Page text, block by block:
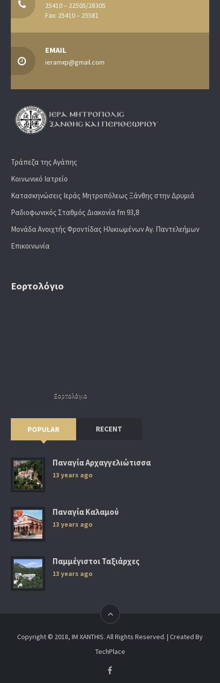
25410 – 22505/28305
Fax: 25410 – 25581
EMAIL
ieramxp@gmail.com
Τράπεζα της Αγάπης
Κοινωνικό Ιατρείο
Κατασκηνώσεις Ιεράς Μητροπόλεως Ξάνθης στην Δρυμιά
Ραδιoφωνικός Σταθμός Διακονία fm 93,8
Μονάδα Ανοιχτής Φροντίδας Ηλικιωμένων Αγ. Παντελεήμων
Επικοινωνία
Εορτολόγιο
Εορτολόγιο
POPULAR RECENT
Παναγία Αρχαγγελιώτισσα
13 years ago
Παναγία Καλαμού
13 years ago
Παμμέγιστοι Ταξιάρχες
13 years ago
Copyright © 2018, IM XANTHIS. All Rights Reserved. | Created By
TechPlace